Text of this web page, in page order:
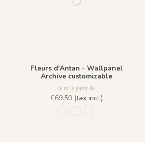
Fleurs d'Antan - Wallpanel
Archive customizable
le m² à partir de
€69.50(tax incl.)